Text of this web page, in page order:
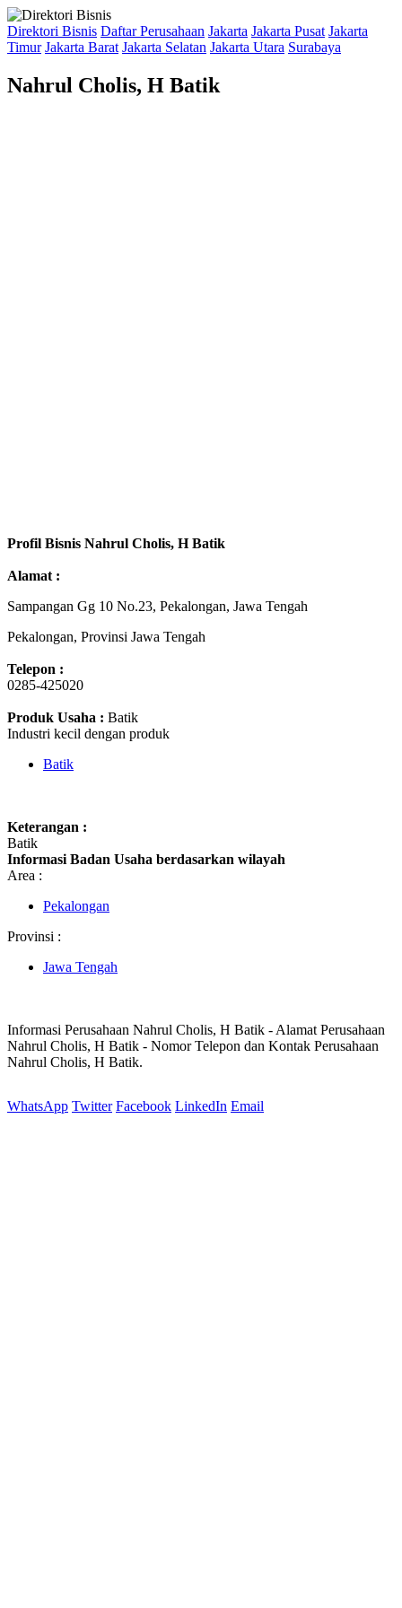
Direktori Bisnis Daftar Perusahaan Jakarta Jakarta Pusat Jakarta
Timur Jakarta Barat Jakarta Selatan Jakarta Utara Surabaya
Nahrul Cholis, H Batik
Profil Bisnis Nahrul Cholis, H Batik
Alamat :
Sampangan Gg 10 No.23, Pekalongan, Jawa Tengah
Pekalongan, Provinsi Jawa Tengah
Telepon :
0285-425020
Produk Usaha : Batik
Industri kecil dengan produk
Batik
Keterangan :
Batik
Informasi Badan Usaha berdasarkan wilayah
Area :
Pekalongan
Provinsi :
Jawa Tengah
Informasi Perusahaan Nahrul Cholis, H Batik - Alamat Perusahaan
Nahrul Cholis, H Batik - Nomor Telepon dan Kontak Perusahaan
Nahrul Cholis, H Batik.
WhatsApp Twitter Facebook LinkedIn Email